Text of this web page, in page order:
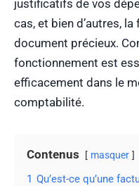
justificatifs de vos
cas, et bien d’autres,
document précieux.
fonctionnement est
efficacement dans le
comptabilité.
Contenus masquer
1 Qu’est-ce qu’une